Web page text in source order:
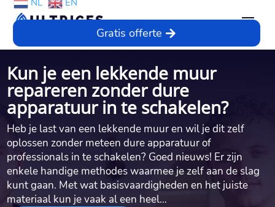
NL EN
Gratis offerte
Kun je een lekkende muur
repareren zonder dure
apparatuur in te schakelen?
Heb je last van een lekkende muur en wil je dit zelf
oplossen zonder meteen dure apparatuur of
professionals in te schakelen? Goed nieuws! Er zijn
enkele handige methodes waarmee je zelf aan de slag
kunt gaan.​ Met wat basisvaardigheden en het juiste
materiaal kun je vaak al een heel…